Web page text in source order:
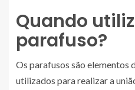
Quando
parafuso?
Os parafusos são elementos
utilizados para realizar a